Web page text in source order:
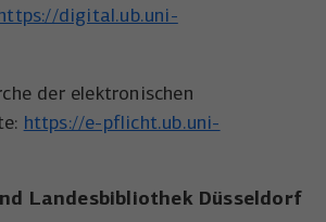
digital.ub.uni-
der elektronischen
https://e-pflicht.ub.uni-
Landesbibliothek Düsseldorf
Corporation
Monate